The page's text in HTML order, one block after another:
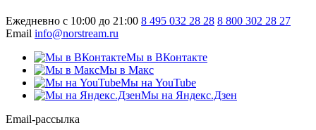
Ежедневно с 10:00 до 21:00 8 495 032 28 28 8 800 302 28 27
Email info@norstream.ru
Мы в ВКонтакте
Мы в Макс
Мы на YouTube
Мы на Яндекс.Дзен
Email-рассылка